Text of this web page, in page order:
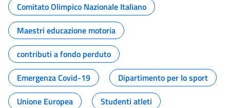
Comitato Olimpico Nazionale Italiano
Maestri educazione motoria
contributi a fondo perduto
Emergenza Covid-19
Dipartimento per lo sport
Unione Europea
Studenti atleti